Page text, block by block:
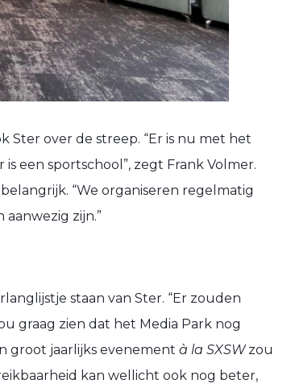
over de streep. “Er is nu met het
een sportschool”, zegt Frank Volmer.
“We organiseren regelmatig
zijn.”
staan van Ster. “Er zouden
graag zien dat het Media Park nog
groot jaarlijks evenement à la SXSWzou
kan wellicht ook nog beter,